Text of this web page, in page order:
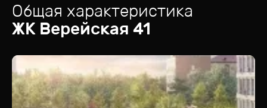
Общая характеристика
ЖК Верейская 41